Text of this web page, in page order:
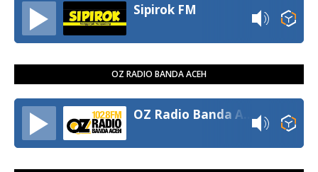
Sipirok FM
OZ RADIO BANDA ACEH